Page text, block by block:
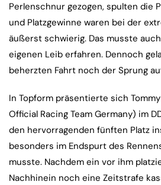
Perlenschnur gezogen, spulten die
und Platzgewinne waren bei der
äußerst schwierig. Das musste
eigenen Leib erfahren. Dennoch
beherzten Fahrt noch der Sprung
In Topform präsentierte sich
Official Racing Team Germany) im
den hervorragenden fünften Platz
besonders im Endspurt des
musste. Nachdem ein vor ihm
Nachhinein noch eine Zeitstrafe